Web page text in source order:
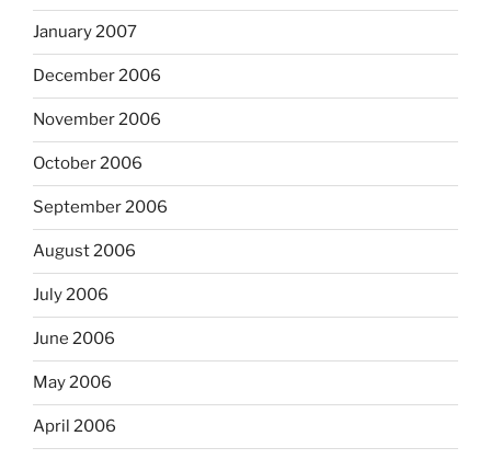
January 2007
December 2006
November 2006
October 2006
September 2006
August 2006
July 2006
June 2006
May 2006
April 2006